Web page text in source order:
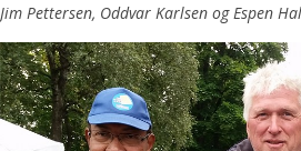
Jim Pettersen, Oddvar Karlsen og Espen